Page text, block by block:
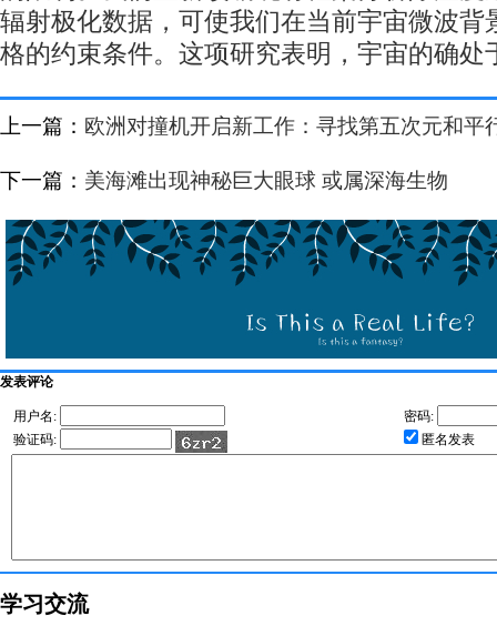
辐射极化数据，可使我们在当前宇宙微波背
格的约束条件。这项研究表明，宇宙的确处
上一篇： 欧洲对撞机开启新工作：寻找第五次元和平
下一篇： 美海滩出现神秘巨大眼球 或属深海生物
发表评论
用户名:
密码:
验证码:
匿名发表
学习交流